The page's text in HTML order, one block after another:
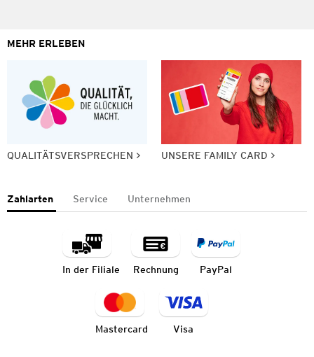
MEHR ERLEBEN
QUALITÄTSVERSPRECHEN UNSERE FAMILY CARD
Zahlarten Service Unternehmen
In der Filiale Rechnung PayPal
Mastercard Visa